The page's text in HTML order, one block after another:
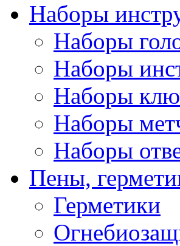
Наборы
Наборы
Наборы
Наборы
Наборы
Наборы
Пены,
Герметики